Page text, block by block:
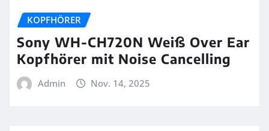
KOPFHÖRER
Sony WH-CH720N Weiß Over Ear
Kopfhörer mit Noise Cancelling
Admin Nov. 14, 2025